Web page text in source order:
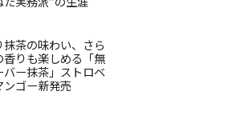
抹茶の味わい、さら
香りも楽しめる「無
バー抹茶」ストロベ
ンゴー新発売